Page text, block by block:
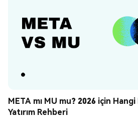
META mı MU mu? 2026 için
Yatırım Rehberi